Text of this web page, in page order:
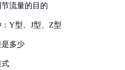
流量的目的
Y型、J型、Z型
多少
式